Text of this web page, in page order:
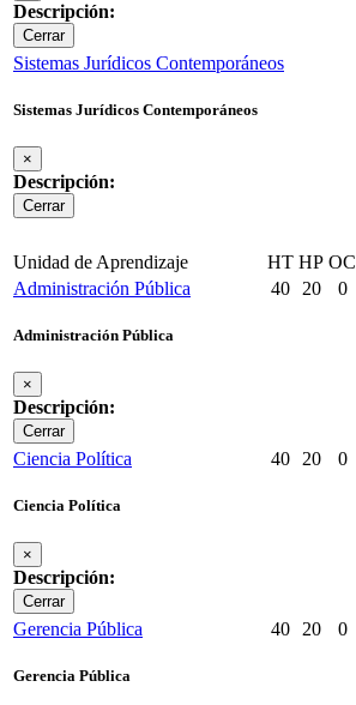
Descripción:
Cerrar
Sistemas Jurídicos Contemporáneos
Sistemas Jurídicos Contemporáneos
×
Descripción:
Cerrar
Unidad de Aprendizaje
HT HP OC
Administración Pública
Administración Pública
×
Descripción:
Cerrar
40 20 0
Ciencia Política
Ciencia Política
×
Descripción:
Cerrar
40 20 0
Gerencia Pública
Gerencia Pública
40 20 0